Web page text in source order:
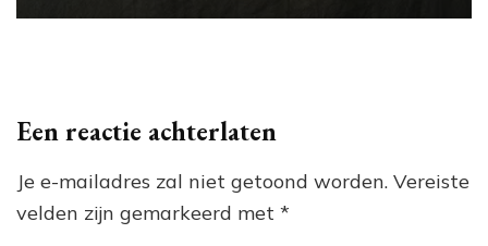
Een reactie achterlaten
Je e-mailadres zal niet getoond worden. Vereiste
velden zijn gemarkeerd met *